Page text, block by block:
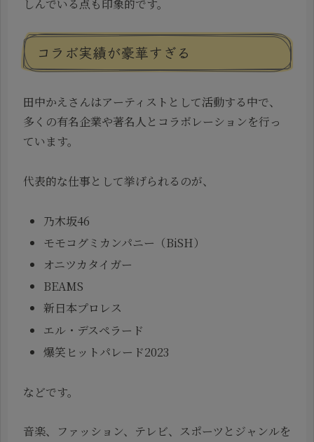
しんでいる点も印象的です。
コラボ実績が豪華すぎる
田中かえさんはアーティストとして活動する中で、
多くの有名企業や著名人とコラボレーションを行っ
ています。
代表的な仕事として挙げられるのが、
乃木坂46
モモコグミカンパニー（BiSH）
オニツカタイガー
BEAMS
新日本プロレス
エル・デスペラード
爆笑ヒットパレード2023
などです。
音楽、ファッション、テレビ、スポーツとジャンルを